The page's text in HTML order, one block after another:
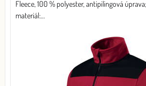
Fleece, 100 % polyester, antipilingová
materiál:...